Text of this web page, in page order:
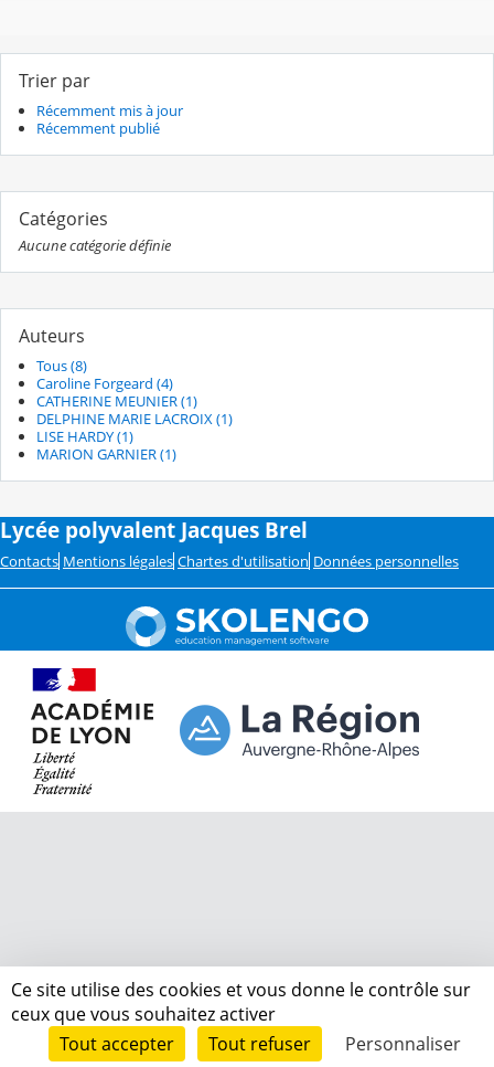
Trier par
Récemment mis à jour
Récemment publié
Catégories
Aucune catégorie définie
Auteurs
Tous (8)
Caroline Forgeard (4)
CATHERINE MEUNIER (1)
DELPHINE MARIE LACROIX (1)
LISE HARDY (1)
MARION GARNIER (1)
Lycée polyvalent Jacques Brel
Contacts Mentions légales Chartes d'utilisation Données personnelles
Ce site utilise des cookies et vous donne le contrôle sur
ceux que vous souhaitez activer
Tout accepter
Tout refuser Personnaliser